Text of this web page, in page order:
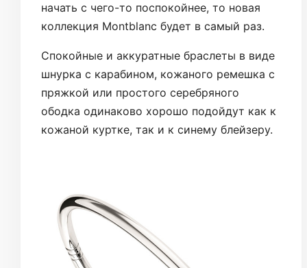
начать с чего-то поспокойнее, то новая
коллекция Montblanc будет в самый раз.
Спокойные и аккуратные браслеты в виде
шнурка с карабином, кожаного ремешка с
пряжкой или простого серебряного
ободка одинаково хорошо подойдут как к
кожаной куртке, так и к синему блейзеру.